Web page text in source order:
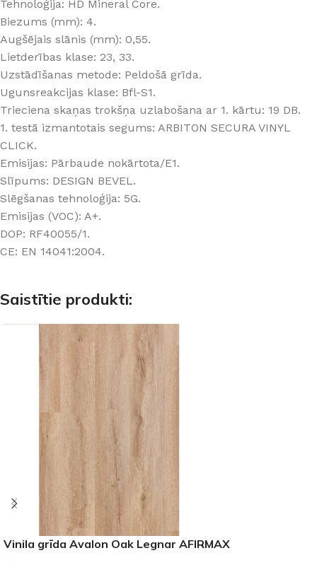
Tehnoloģija: HD Mineral Core.
Biezums (mm): 4.
Augšējais slānis (mm): 0,55.
Lietderības klase: 23, 33.
Uzstādīšanas metode: Peldošā grīda.
Ugunsreakcijas klase: Bfl-S1.
Trieciena skaņas trokšņa uzlabošana ar 1. kārtu: 19 DB.
1. testā izmantotais segums: ARBITON SECURA VINYL
CLICK.
Emisijas: Pārbaude nokārtota/E1.
Slīpums: DESIGN BEVEL.
Slēgšanas tehnoloģija: 5G.
Emisijas (VOC): A+.
DOP: RF40055/1.
CE: EN 14041:2004.
Saistītie produkti:
Vinila grīda Avalon Oak Legnar AFIRMAX